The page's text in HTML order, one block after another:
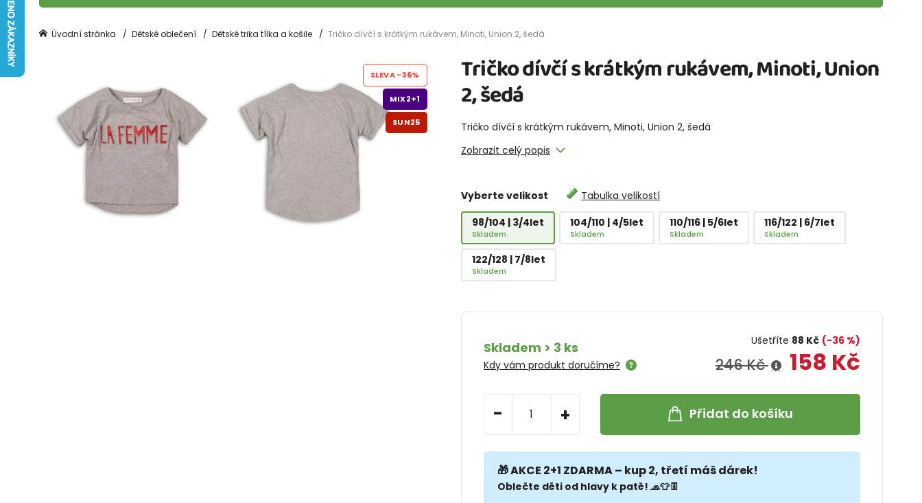
Úvodní stránka Dětské oblečení Dětské trika tílka a košile Tričko dívčí s krátkým rukávem, Minoti, Union 2, šedá
Tričko dívčí s krátkým rukávem, Minoti, Union
2, šedá
Tričko dívčí s krátkým rukávem, Minoti, Union 2, šedá
Zobrazit celý popis
Vyberte velikost
Tabulka velikostí
98/104 | 3/4let
Skladem
104/110 | 4/5let
Skladem
110/116 | 5/6let
Skladem
116/122 | 6/7let
Skladem
122/128 | 7/8let
Skladem
Skladem > 3 ks
Kdy vám produkt doručíme?
Ušetříte 88 Kč (-36 %)
246 Kč 158 Kč
- + Přidat do košíku
🎁 AKCE 2+1 ZDARMA – kup 2, třetí máš dárek!
Oblečte děti od hlavy k patě! 🧢👕👖
SLEVA-36%
MIX2+1
SUN25